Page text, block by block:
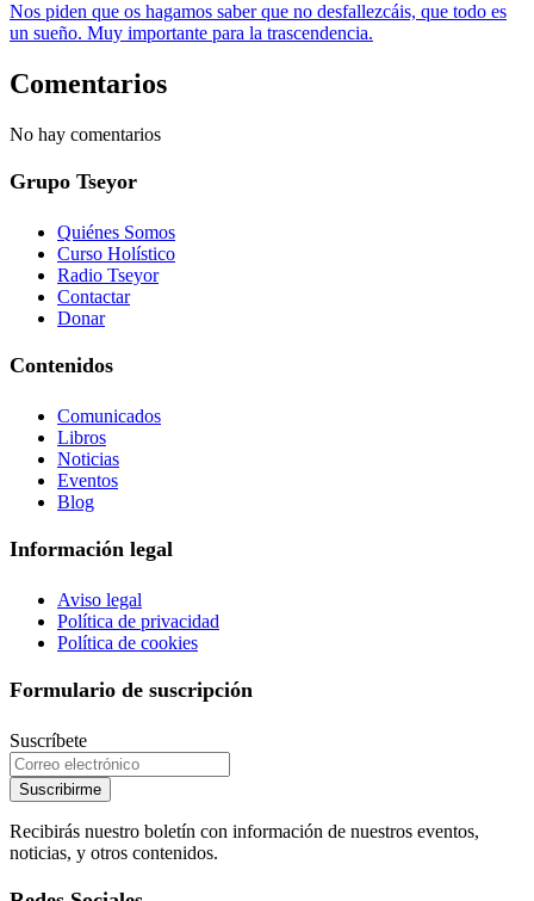
Nos piden que os hagamos saber que no desfallezcáis, que todo es
un sueño. Muy importante para la trascendencia.
Comentarios
No hay comentarios
Grupo Tseyor
Quiénes Somos
Curso Holístico
Radio Tseyor
Contactar
Donar
Contenidos
Comunicados
Libros
Noticias
Eventos
Blog
Información legal
Aviso legal
Política de privacidad
Política de cookies
Formulario de suscripción
Suscríbete
Suscribirme
Recibirás nuestro boletín con información de nuestros eventos,
noticias, y otros contenidos.